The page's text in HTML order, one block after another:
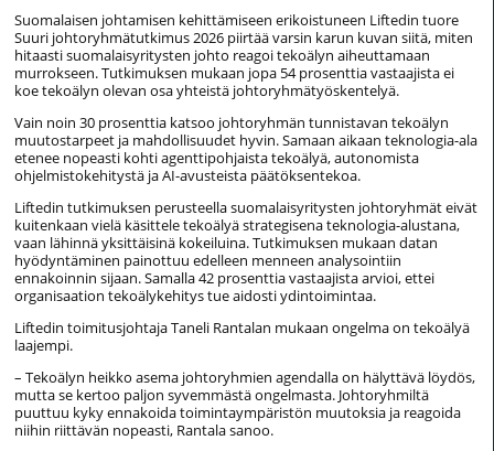
Suomalaisen johtamisen kehittämiseen erikoistuneen Liftedin tuore
Suuri johtoryhmätutkimus 2026 piirtää varsin karun kuvan siitä, miten
hitaasti suomalaisyritysten johto reagoi tekoälyn aiheuttamaan
murrokseen. Tutkimuksen mukaan jopa 54 prosenttia vastaajista ei
koe tekoälyn olevan osa yhteistä johtoryhmätyöskentelyä.
Vain noin 30 prosenttia katsoo johtoryhmän tunnistavan tekoälyn
muutostarpeet ja mahdollisuudet hyvin. Samaan aikaan teknologia-ala
etenee nopeasti kohti agenttipohjaista tekoälyä, autonomista
ohjelmistokehitystä ja AI-avusteista päätöksentekoa.
Liftedin tutkimuksen perusteella suomalaisyritysten johtoryhmät eivät
kuitenkaan vielä käsittele tekoälyä strategisena teknologia-alustana,
vaan lähinnä yksittäisinä kokeiluina. Tutkimuksen mukaan datan
hyödyntäminen painottuu edelleen menneen analysointiin
ennakoinnin sijaan. Samalla 42 prosenttia vastaajista arvioi, ettei
organisaation tekoälykehitys tue aidosti ydintoimintaa.
Liftedin toimitusjohtaja Taneli Rantalan mukaan ongelma on tekoälyä
laajempi.
– Tekoälyn heikko asema johtoryhmien agendalla on hälyttävä löydös,
mutta se kertoo paljon syvemmästä ongelmasta. Johtoryhmiltä
puuttuu kyky ennakoida toimintaympäristön muutoksia ja reagoida
niihin riittävän nopeasti, Rantala sanoo.